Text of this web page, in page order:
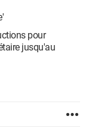
pour
jusqu'au